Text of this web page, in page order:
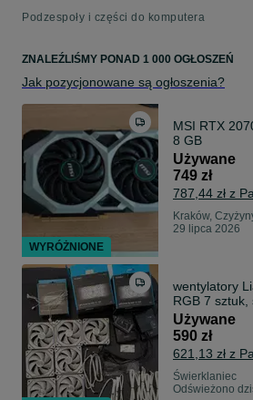
Podzespoły i części do komputera
ZNALEŹLIŚMY PONAD 1 000 OGŁOSZEŃ
Jak pozycjonowane są ogłoszenia?
MSI RTX
8 GB
Używane
749 zł
787,44 zł z
Kraków,
29 lipca 2026
wentylatory
RGB 7 sztuk,
gwarancja !
Używane
590 zł
621,13 zł z
Świerklaniec
Odświeżono
WYRÓŻNIONE